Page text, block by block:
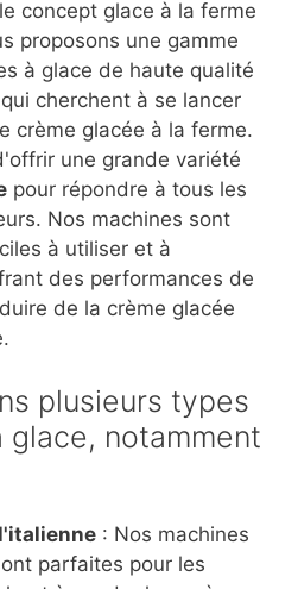
concept glace à la ferme
proposons une gamme
à glace de haute qualité
cherchent à se lancer
crème glacée à la ferme.
une grande variété
pour répondre à tous les
Nos machines sont
à utiliser et à
des performances de
de la crème glacée
plusieurs types
glace, notamment
: Nos machines
parfaites pour les